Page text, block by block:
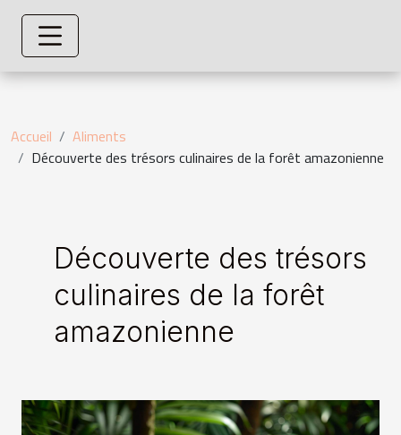
Accueil
Aliments
Découverte des trésors culinaires de la forêt amazonienne
Découverte des trésors
culinaires de la forêt
amazonienne